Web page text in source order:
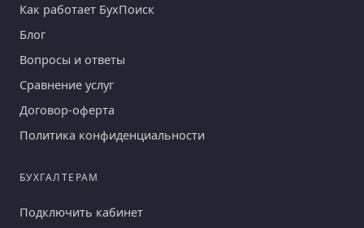
Как работает БухПоиск
Блог
Вопросы и ответы
Сравнение услуг
Договор-оферта
Политика конфиденциальности
БУХГАЛТЕРАМ
Подключить кабинет